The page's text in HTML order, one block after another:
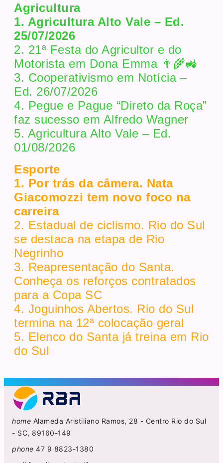
Agricultura
1. Agricultura Alto Vale – Ed.
25/07/2026
2. 21ª Festa do Agricultor e do
Motorista em Dona Emma 👨‍🌾🚜
3. Cooperativismo em Notícia –
Ed. 26/07/2026
4. Pegue e Pague “Direto da Roça”
faz sucesso em Alfredo Wagner
5. Agricultura Alto Vale – Ed.
01/08/2026
Esporte
1. Por trás da câmera. Nata
Giacomozzi tem novo foco na
carreira
2. Estadual de ciclismo. Rio do Sul
se destaca na etapa de Rio
Negrinho
3. Reapresentação do Santa.
Conheça os reforços contratados
para a Copa SC
4. Joguinhos Abertos. Rio do Sul
termina na 12ª colocação geral
5. Elenco do Santa já treina em Rio
do Sul
home Alameda Aristiliano Ramos, 28 - Centro Rio do Sul
- SC, 89160-149
phone 47 9 8823-1380